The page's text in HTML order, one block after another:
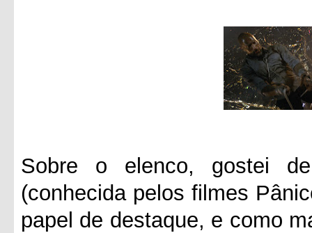
Sobre o elenco, gostei
(conhecida pelos filmes
papel de destaque, e como